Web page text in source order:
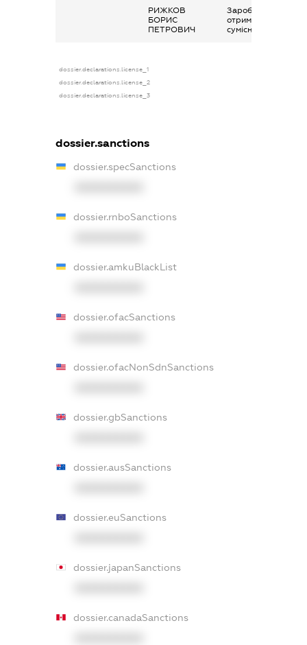
РИЖКОВ
БОРИС
ПЕТРОВИЧ
Заробітна плата
отримана за
сумісництвом
dossier.declarations.license_1
dossier.declarations.license_2
dossier.declarations.license_3
dossier.sanctions
dossier.specSanctions
dossier.rnboSanctions
dossier.amkuBlackList
dossier.ofacSanctions
dossier.ofacNonSdnSanctions
dossier.gbSanctions
dossier.ausSanctions
dossier.euSanctions
dossier.japanSanctions
dossier.canadaSanctions